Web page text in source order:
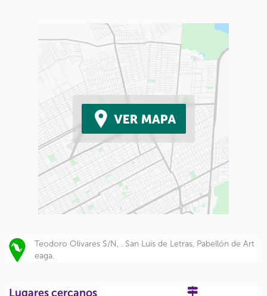
Teodoro Olivares S/N, . San Luis de Letras, Pabellón de Art
eaga.
Lugares cercanos